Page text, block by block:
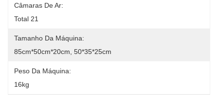
Câmaras De Ar:
Total 21
Tamanho Da Máquina:
85cm*50cm*20cm, 50*35*25cm
Peso Da Máquina:
16kg